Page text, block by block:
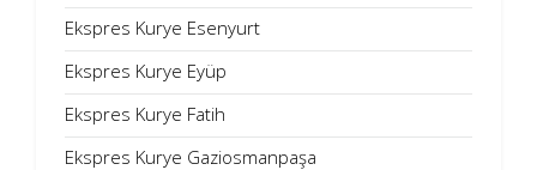
Ekspres Kurye Esenyurt
Ekspres Kurye Eyüp
Ekspres Kurye Fatih
Ekspres Kurye Gaziosmanpaşa